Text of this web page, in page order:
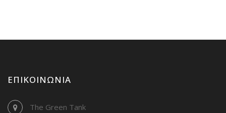
ΕΠΙΚΟΙΝΩΝΊΑ
The Green Tank